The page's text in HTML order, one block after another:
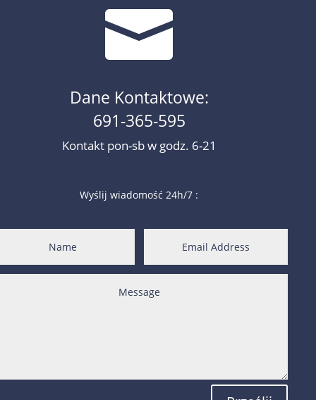

Dane Kontaktowe:
691-365-595
Kontakt pon-sb w godz. 6-21
Wyślij wiadomość 24h/7 :